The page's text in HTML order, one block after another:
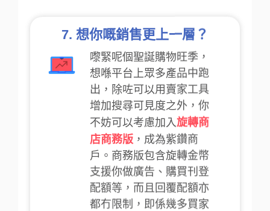
增加搜尋可見度之外，你
不妨可以考慮加入旋轉商
店商務版 ，成為紫鑽商
戶。商務版包含旋轉金幣
支援你做廣告、購買刊登
配額等，而且回覆配額亦
都冇限制，即係幾多買家
私訊你都冇問題！紫鑽商
戶專有嘅紫鑽徽章仲可以
幫你店鋪提升形象、增加
公信力，吸引更多高質素